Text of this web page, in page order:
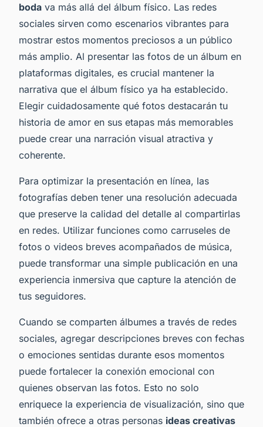
boda va más allá del álbum físico. Las redes
sociales sirven como escenarios vibrantes para
mostrar estos momentos preciosos a un público
más amplio. Al presentar las fotos de un álbum en
plataformas digitales, es crucial mantener la
narrativa que el álbum físico ya ha establecido.
Elegir cuidadosamente qué fotos destacarán tu
historia de amor en sus etapas más memorables
puede crear una narración visual atractiva y
coherente.
Para optimizar la presentación en línea, las
fotografías deben tener una resolución adecuada
que preserve la calidad del detalle al compartirlas
en redes. Utilizar funciones como carruseles de
fotos o videos breves acompañados de música,
puede transformar una simple publicación en una
experiencia inmersiva que capture la atención de
tus seguidores.
Cuando se comparten álbumes a través de redes
sociales, agregar descripciones breves con fechas
o emociones sentidas durante esos momentos
puede fortalecer la conexión emocional con
quienes observan las fotos. Esto no solo
enriquece la experiencia de visualización, sino que
también ofrece a otras personas ideas creativas